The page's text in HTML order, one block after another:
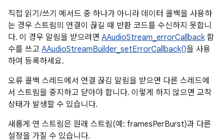
직접 읽기/쓰기 메서드 중 하나가 아니라 데이터 콜백을 사용하
는 경우 스트림의 연결이 끊길 때 반환 코드를 수신하지 못합니
다. 이 경우 알림을 받으려면 AAudioStream_errorCallback함
수를 쓰고 AAudioStreamBuilder_setErrorCallback()을 사용
하여 등록하세요.
오류 콜백 스레드에서 연결 끊김 알림을 받으면 다른 스레드에
서 스트림을 중지하고 닫아야 합니다. 이렇게 하지 않으면 교착
상태가 발생할 수 있습니다.
새롭게 연 스트림은 원래 스트림(예: framesPerBurst)과 다른
설정을 가질 수 있습니다.